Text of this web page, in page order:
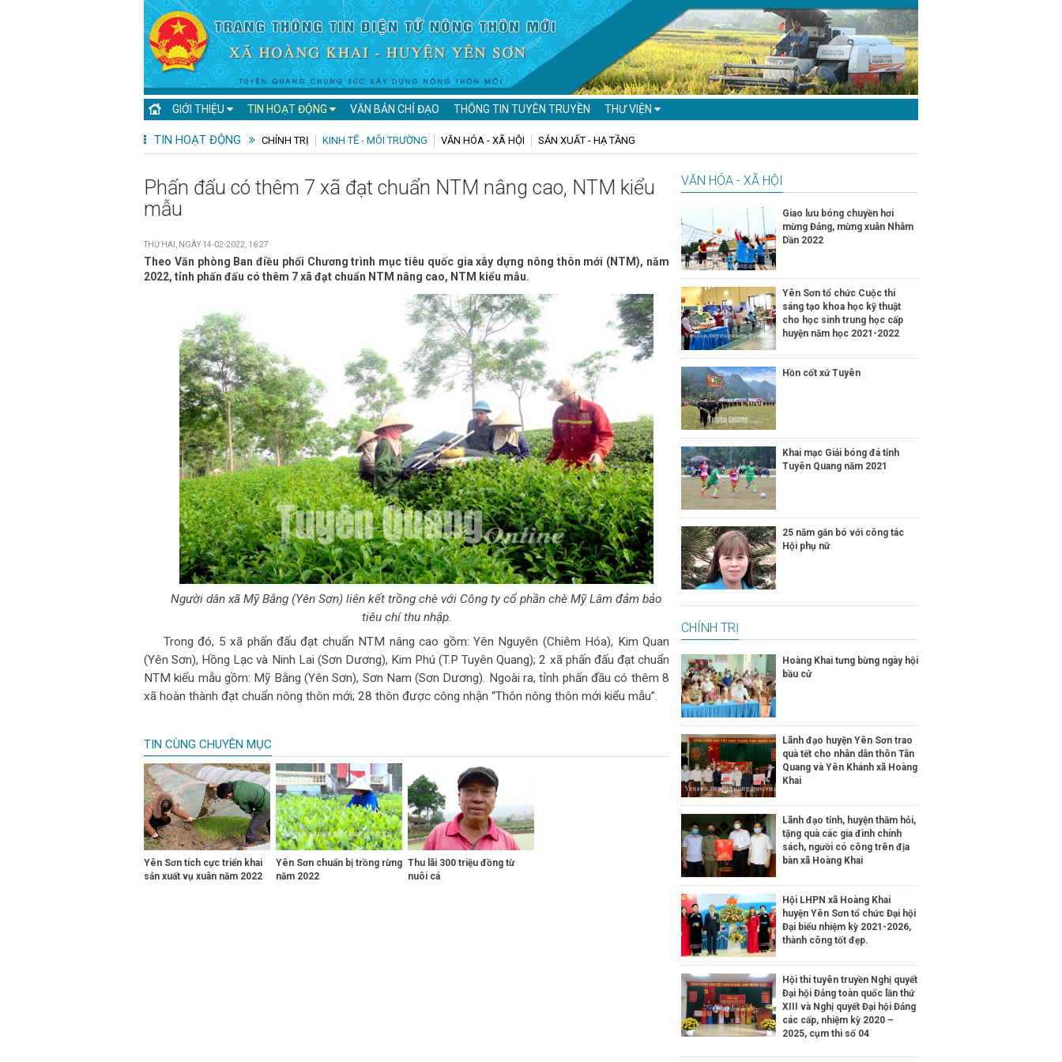
GIỚI THIỆU TIN HOẠT ĐỘNG VĂN BẢN CHỈ ĐẠO THÔNG TIN TUYÊN TRUYỀN THƯ VIỆN
TIN HOẠT ĐỘNG CHÍNH TRỊ KINH TẾ - MÔI TRƯỜNG VĂN HÓA - XÃ HỘI SẢN XUẤT - HẠ TẦNG
Phấn đấu có thêm 7 xã đạt chuẩn NTM nâng cao, NTM kiểu
mẫu
THỨ HAI, NGÀY 14-02-2022, 16:27
Theo Văn phòng Ban điều phối Chương trình mục tiêu quốc gia xây dựng nông thôn mới (NTM), năm
2022, tỉnh phấn đấu có thêm 7 xã đạt chuẩn NTM nâng cao, NTM kiểu mẫu.
Người dân xã Mỹ Bằng (Yên Sơn) liên kết trồng chè với Công ty cổ phần chè Mỹ Lâm đảm bảo
tiêu chí thu nhập.
Trong đó, 5 xã phấn đấu đạt chuẩn NTM nâng cao gồm: Yên Nguyên (Chiêm Hóa), Kim Quan
(Yên Sơn), Hồng Lạc và Ninh Lai (Sơn Dương), Kim Phú (T.P Tuyên Quang); 2 xã phấn đấu đạt chuẩn
NTM kiểu mẫu gồm: Mỹ Bằng (Yên Sơn), Sơn Nam (Sơn Dương). Ngoài ra, tỉnh phấn đầu có thêm 8
xã hoàn thành đạt chuẩn nông thôn mới; 28 thôn được công nhận “Thôn nông thôn mới kiểu mẫu”.
TIN CÙNG CHUYÊN MỤC
Yên Sơn tích cực triển khai
sản xuất vụ xuân năm 2022
Yên Sơn chuẩn bị trồng rừng
năm 2022
Thu lãi 300 triệu đồng từ
nuôi cá
VĂN HÓA - XÃ HỘI
Giao lưu bóng chuyền hơi
mừng Đảng, mừng xuân Nhâm
Dần 2022
Yên Sơn tổ chức Cuộc thi
sáng tạo khoa học kỹ thuật
cho học sinh trung học cấp
huyện năm học 2021-2022
Hồn cốt xứ Tuyên
Khai mạc Giải bóng đá tỉnh
Tuyên Quang năm 2021
25 năm gắn bó với công tác
Hội phụ nữ
CHÍNH TRỊ
Hoàng Khai tưng bừng ngày hội
bầu cử
Lãnh đạo huyện Yên Sơn trao
quà tết cho nhân dân thôn Tân
Quang và Yên Khánh xã Hoàng
Khai
Lãnh đạo tỉnh, huyện thăm hỏi,
tặng quà các gia đình chính
sách, người có công trên địa
bàn xã Hoàng Khai
Hội LHPN xã Hoàng Khai
huyện Yên Sơn tổ chức Đại hội
Đại biểu nhiệm kỳ 2021-2026,
thành công tốt đẹp.
Hội thi tuyên truyền Nghị quyết
Đại hội Đảng toàn quốc lần thứ
XIII và Nghị quyết Đại hội Đảng
các cấp, nhiệm kỳ 2020 –
2025, cụm thi số 04